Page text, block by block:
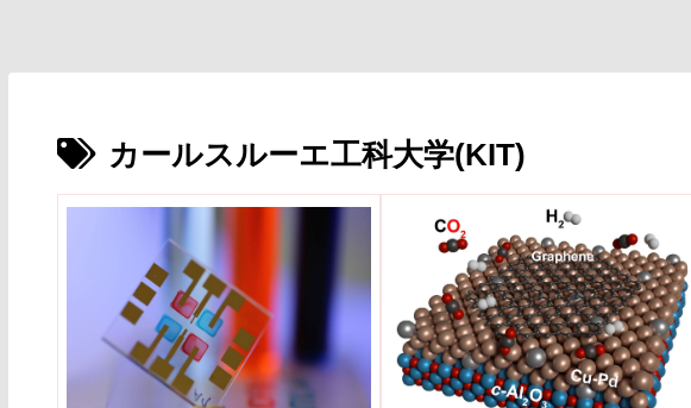
カールスルーエ工科大学(KIT)